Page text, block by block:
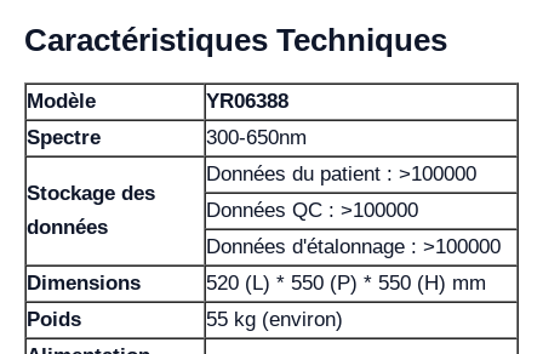
Caractéristiques Techniques
Modèle
YR06388
Spectre
300-650nm
Stockage des
données
Données du patient : >100000
Données QC : >100000
Données d'étalonnage : >100000
Dimensions
520 (L) * 550 (P) * 550 (H) mm
Poids
55 kg (environ)